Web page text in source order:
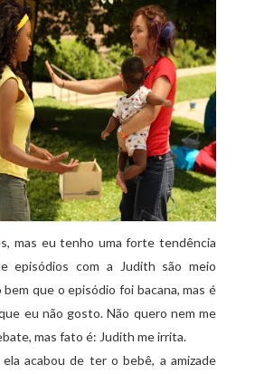
mas eu tenho uma forte tendência
episódios com a Judith são meio
que o episódio foi bacana, mas é
eu não gosto. Não quero nem me
mas fato é: Judith me irrita.
acabou de ter o bebê, a amizade